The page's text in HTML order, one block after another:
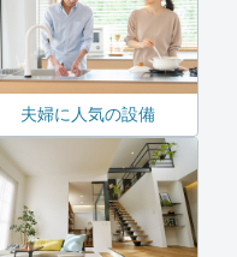
夫婦に人気の設備